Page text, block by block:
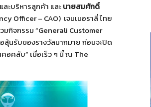
ะบริหารลูกค้า และนายสมศักดิ์
Officer – CAO) เจนเนอราลี่ ไทย
กิจกรรม “Generali Customer
ลุ้นรับของรางวัลมากมาย ก่อนจะปิด
อคลับ” เมื่อเร็ว ๆ นี้ ณ The